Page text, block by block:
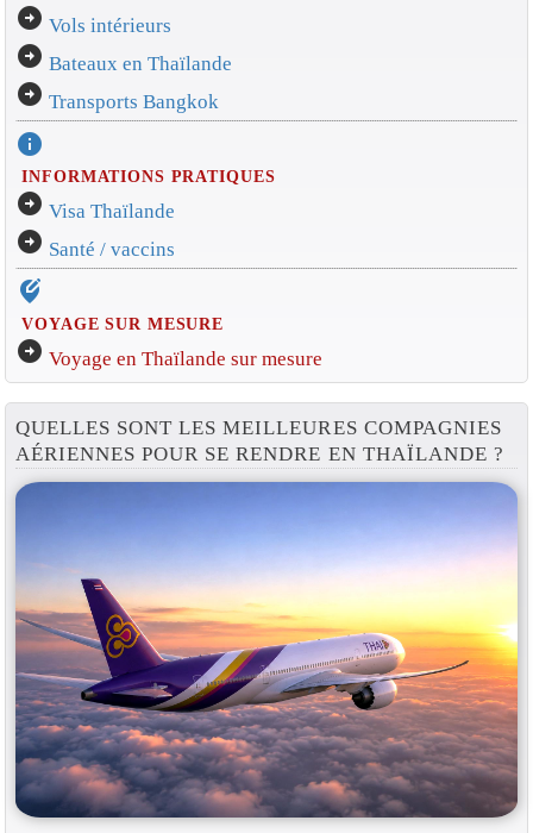
arrow_circle_right Vols intérieurs
arrow_circle_right Bateaux en Thaïlande
arrow_circle_right Transports Bangkok
info
INFORMATIONS PRATIQUES
arrow_circle_right Visa Thaïlande
arrow_circle_right Santé / vaccins
edit_location_alt
VOYAGE SUR MESURE
arrow_circle_right Voyage en Thaïlande sur mesure
QUELLES SONT LES MEILLEURES COMPAGNIES
AÉRIENNES POUR SE RENDRE EN THAÏLANDE ?